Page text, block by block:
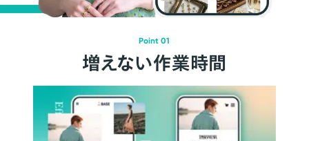
Point 01
増えない作業時間